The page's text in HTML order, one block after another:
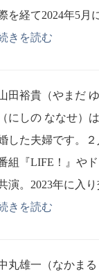
を経て2024年5月
きを読む
田裕貴（やまだ
（にしの ななせ）
した夫婦です。２
組『LIFE！』や
演。2023年に入り
きを読む
丸雄一（なかま